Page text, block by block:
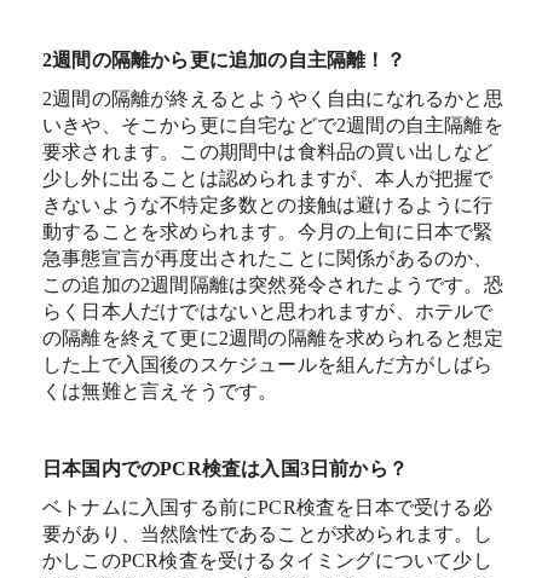
2週間の隔離から更に追加の自主隔離！？
2週間の隔離が終えるとようやく自由になれるかと思
いきや、そこから更に自宅などで2週間の自主隔離を
要求されます。この期間中は食料品の買い出しなど
少し外に出ることは認められますが、本人が把握で
きないような不特定多数との接触は避けるように行
動することを求められます。今月の上旬に日本で緊
急事態宣言が再度出されたことに関係があるのか、
この追加の2週間隔離は突然発令されたようです。恐
らく日本人だけではないと思われますが、ホテルで
の隔離を終えて更に2週間の隔離を求められると想定
した上で入国後のスケジュールを組んだ方がしばら
くは無難と言えそうです。
日本国内でのPCR検査は入国3日前から？
ベトナムに入国する前にPCR検査を日本で受ける必
要があり、当然陰性であることが求められます。し
かしこのPCR検査を受けるタイミングについて少し